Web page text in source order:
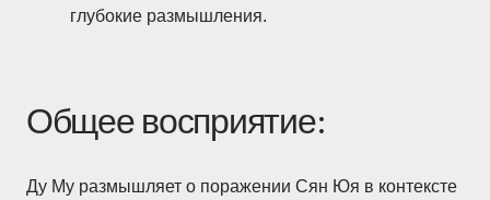
глубокие размышления.
Общее восприятие:
Ду Му размышляет о поражении Сян Юя в контексте